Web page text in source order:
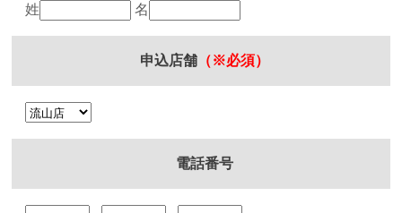
姓 名
申込店舗 （※必須）
電話番号